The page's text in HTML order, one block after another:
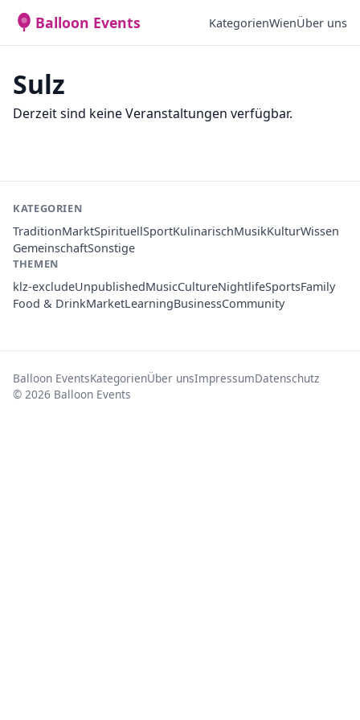
Balloon Events KategorienWienÜber uns
Sulz
Derzeit sind keine Veranstaltungen verfügbar.
KATEGORIEN
TraditionMarktSpirituellSportKulinarischMusikKulturWissen
GemeinschaftSonstige
THEMEN
klz-excludeUnpublishedMusicCultureNightlifeSportsFamily
Food & DrinkMarketLearningBusinessCommunity
Balloon EventsKategorienÜber unsImpressumDatenschutz
© 2026 Balloon Events